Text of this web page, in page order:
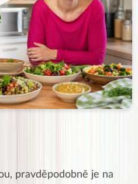
pravděpodobně je na